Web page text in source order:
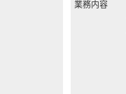
業務内容